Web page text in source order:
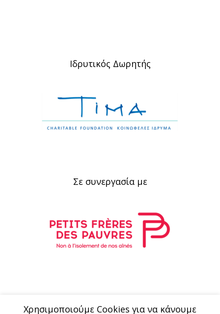
Ιδρυτικός Δωρητής
Σε συνεργασία με
Xρησιμοποιούμε Cookies για να κάνουμε